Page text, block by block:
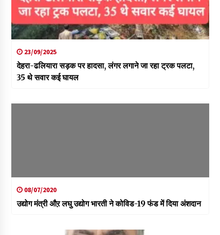
23/09/2025
देहरा-ढलियारा सड़क पर हादसा, लंगर लगाने जा रहा ट्रक पलटा,
35 थे सवार कई घायल
08/07/2020
उद्योग मंत्री औऱ लघु उद्योग भारती ने कोविड-19 फंड में दिया अंशदान